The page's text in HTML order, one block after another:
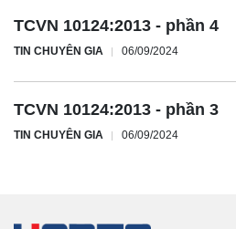
TCVN 10124:2013 - phần 4
TIN CHUYÊN GIA 06/09/2024
TCVN 10124:2013 - phần 3
TIN CHUYÊN GIA 06/09/2024